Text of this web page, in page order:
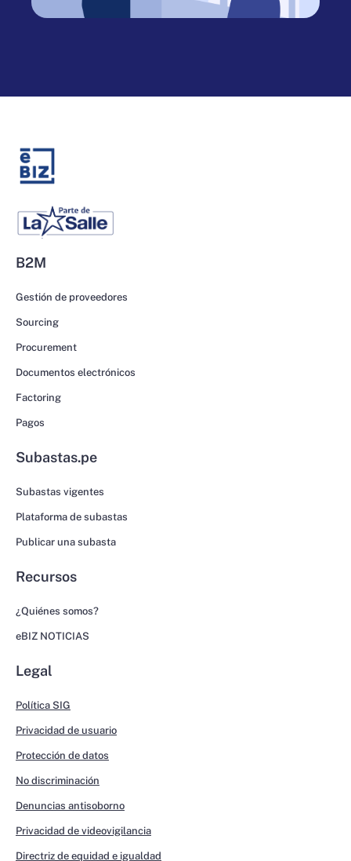
B2M
Gestión de proveedores
Sourcing
Procurement
Documentos electrónicos
Factoring
Pagos
Subastas.pe
Subastas vigentes
Plataforma de subastas
Publicar una subasta
Recursos
¿Quiénes somos?
eBIZ NOTICIAS
Legal
Política SIG
Privacidad de usuario
Protección de datos
No discriminación
Denuncias antisoborno
Privacidad de videovigilancia
Directriz de equidad e igualdad